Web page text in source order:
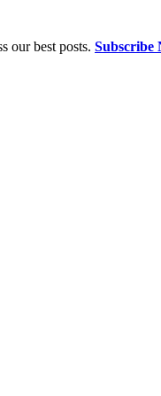
our best posts. Subscribe